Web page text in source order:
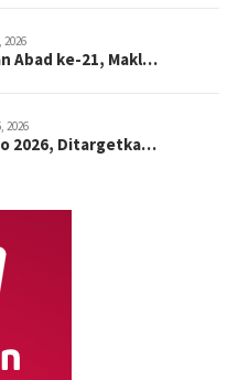
2026
Abad ke-21, Makl…
2026
2026, Ditargetka…